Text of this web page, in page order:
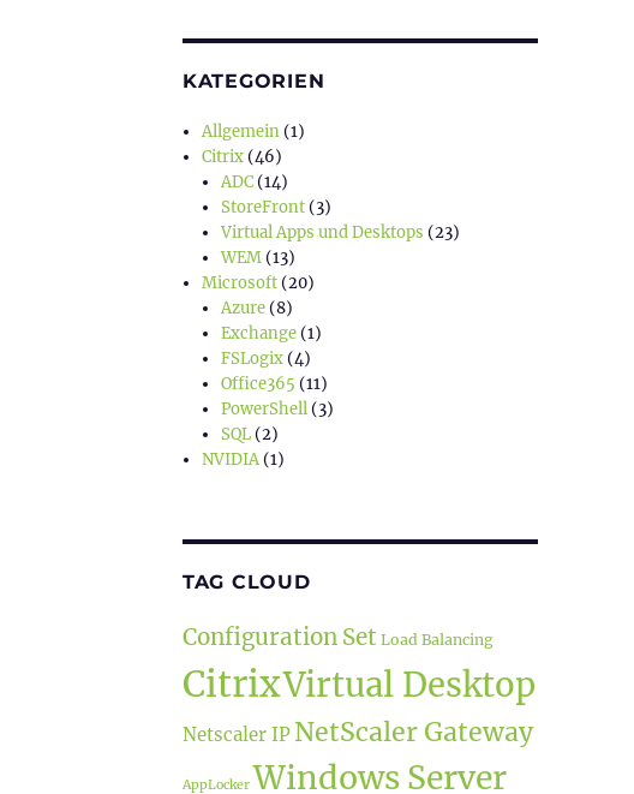
KATEGORIEN
Allgemein(1)
Citrix(46)
ADC(14)
StoreFront(3)
Virtual Apps und Desktops (23)
WEM(13)
Microsoft(20)
Azure(8)
Exchange(1)
FSLogix(4)
Office365 (11)
PowerShell(3)
SQL(2)
NVIDIA(1)
TAG CLOUD
Configuration Set Load Balancing
CitrixVirtual Desktop
Netscaler IP NetScaler Gateway
AppLocker Windows Server